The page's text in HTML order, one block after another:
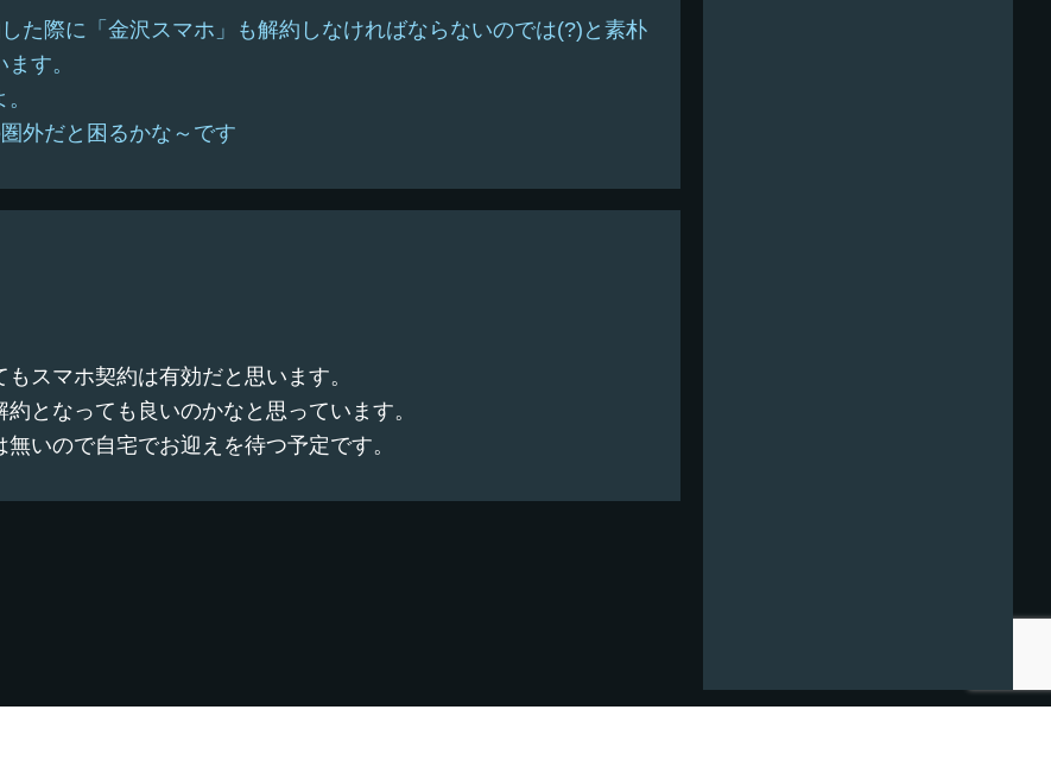
た際に「金沢スマホ」も解約しなければならないのでは(?)と素朴
す。
外だと困るかな～です
スマホ契約は有効だと思います。
となっても良いのかなと思っています。
いので自宅でお迎えを待つ予定です。